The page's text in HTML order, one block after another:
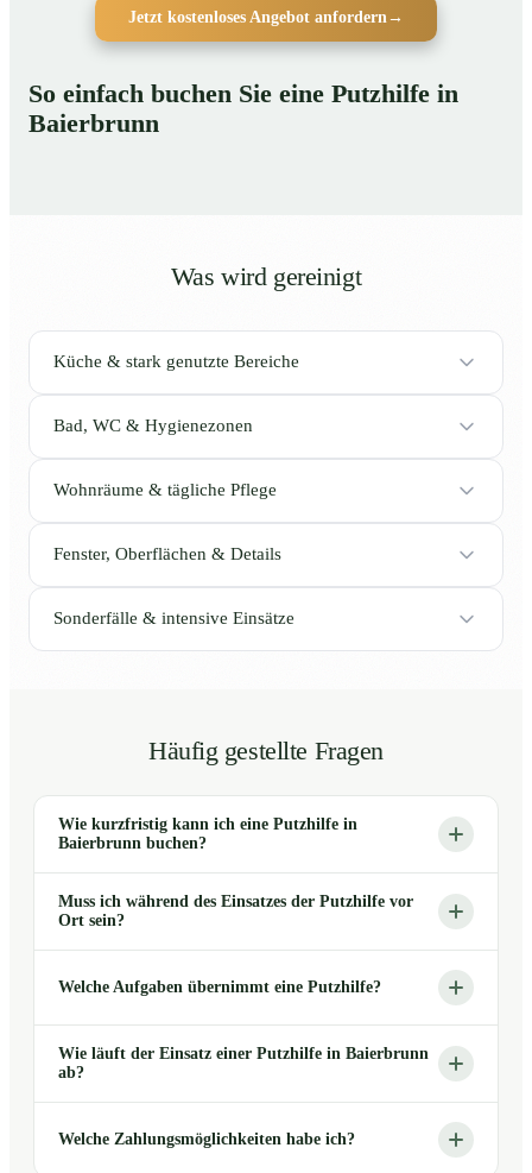
Jetzt kostenloses Angebot anfordern →
So einfach buchen Sie eine Putzhilfe in
Baierbrunn
Was wird gereinigt
Küche & stark genutzte Bereiche
Bad, WC & Hygienezonen
Wohnräume & tägliche Pflege
Fenster, Oberflächen & Details
Sonderfälle & intensive Einsätze
Häufig gestellte Fragen
Wie kurzfristig kann ich eine Putzhilfe in
Baierbrunn buchen?
Muss ich während des Einsatzes der Putzhilfe vor
Ort sein?
Welche Aufgaben übernimmt eine Putzhilfe?
Wie läuft der Einsatz einer Putzhilfe in Baierbrunn
ab?
Welche Zahlungsmöglichkeiten habe ich?